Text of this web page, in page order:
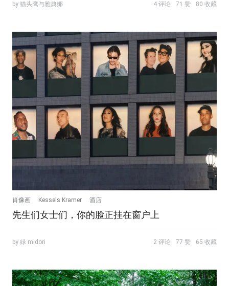
by 猫头鹰与雅典娜 4 评论 71 赞 80 收藏
肖像画 Kessels Kramer 酒店
先生们女士们，你的脸正挂在窗户上
by 緑 midori 2 评论 77 赞 65 收藏